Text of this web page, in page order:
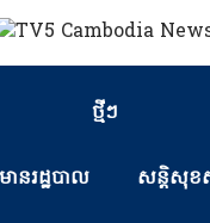
ថ្មីៗ
នរដ្ឋបាល សន្តិសុខ